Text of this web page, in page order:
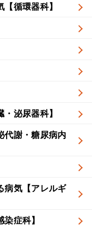
循環器科】
泌尿器科】
代謝・糖尿病内
病気【アレルギ
症科】